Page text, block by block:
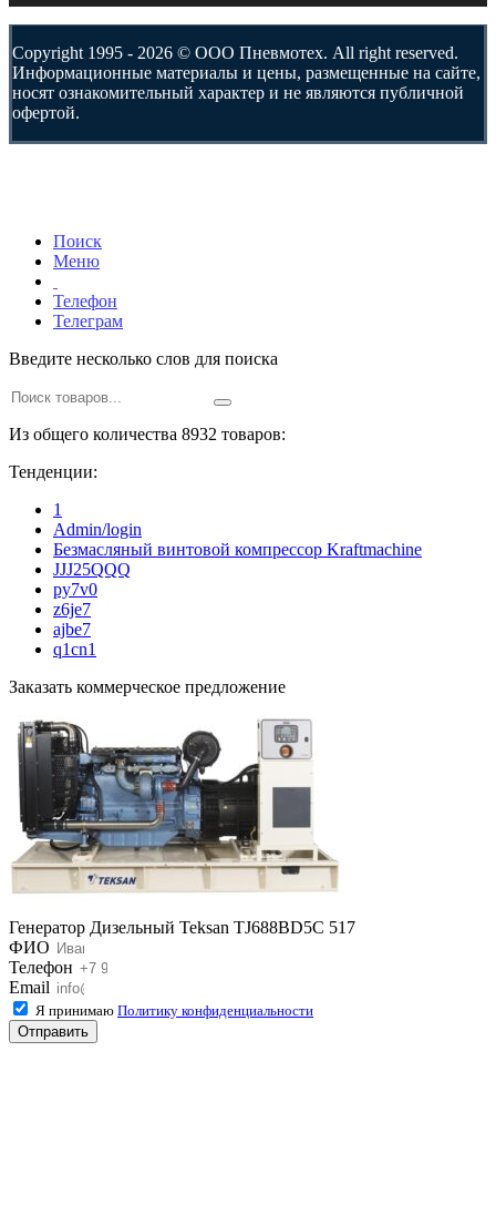
Copyright 1995 - 2026 © ООО Пневмотех. All right reserved.
Информационные материалы и цены, размещенные на сайте,
носят ознакомительный характер и не являются публичной
офертой.
Поиск
Меню
Телефон
Телеграм
Введите несколько слов для поиска
Из общего количества 8932 товаров:
Тенденции:
1
Admin/login
Безмасляный винтовой компрессор Kraftmaсhine
JJJ25QQQ
py7v0
z6je7
ajbe7
q1cn1
Заказать коммерческое предложение
Генератор Дизельный Teksan TJ688BD5C 517
ФИО
Телефон
Email
Я принимаю Политику конфиденциальности
Отправить